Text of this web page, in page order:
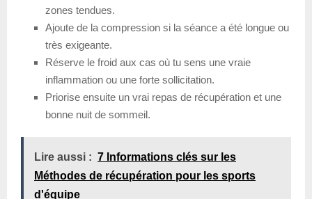
zones tendues.
Ajoute de la compression si la séance a été longue ou
très exigeante.
Réserve le froid aux cas où tu sens une vraie
inflammation ou une forte sollicitation.
Priorise ensuite un vrai repas de récupération et une
bonne nuit de sommeil.
Lire aussi : 7 Informations clés sur les
Méthodes de récupération pour les sports
d'équipe